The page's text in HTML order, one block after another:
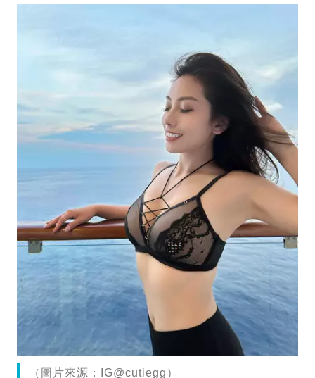
（圖片來源：IG@cutiegg）